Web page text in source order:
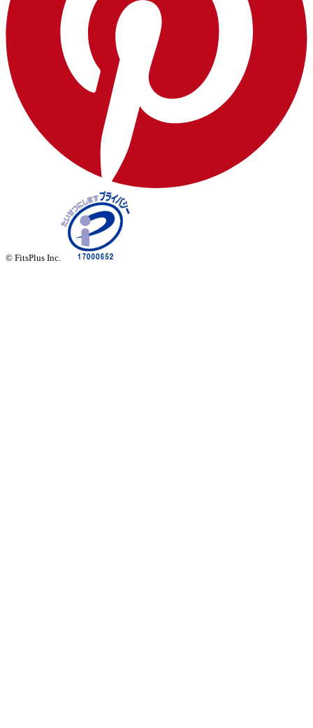
© FitsPlus Inc.